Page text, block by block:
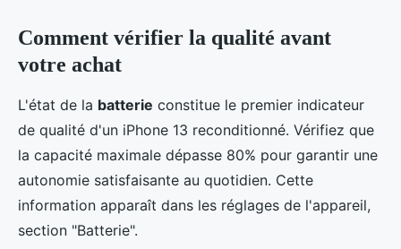
Comment vérifier la qualité avant
votre achat
L'état de la batterie constitue le premier indicateur
de qualité d'un iPhone 13 reconditionné. Vérifiez que
la capacité maximale dépasse 80% pour garantir une
autonomie satisfaisante au quotidien. Cette
information apparaît dans les réglages de l'appareil,
section "Batterie".